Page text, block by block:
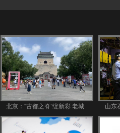
北京：“古都之脊”绽新彩 老城 山东